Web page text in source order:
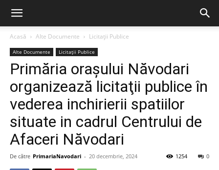
Acasă Alte Documente Licitații Publice
Alte Documente Licitații Publice
Primăria orașului Năvodari
organizează licitaţii publice în
vederea inchirierii spatiilor
situate in cadrul Centrului de
Afaceri Năvodari
De către PrimariaNavodari - 20 decembrie, 2024 0
1254